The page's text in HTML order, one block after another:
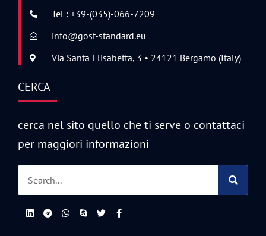
Tel : +39-(035)-066-7209
info@gost-standard.eu
Via Santa Elisabetta, 3 • 24121 Bergamo (Italy)
CERCA
cerca nel sito quello che ti serve o contattaci
per maggiori informazioni